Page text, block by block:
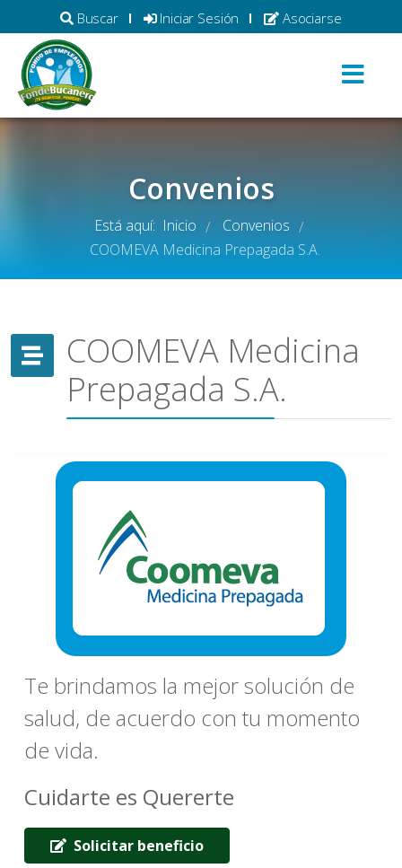
Buscar Iniciar Sesión Asociarse
Convenios
Está aquí: Inicio / Convenios /
COOMEVA Medicina Prepagada S.A.
COOMEVA Medicina
Prepagada S.A.
Te brindamos la mejor solución de
salud, de acuerdo con tu momento
de vida.
Cuidarte es Quererte
Solicitar beneficio